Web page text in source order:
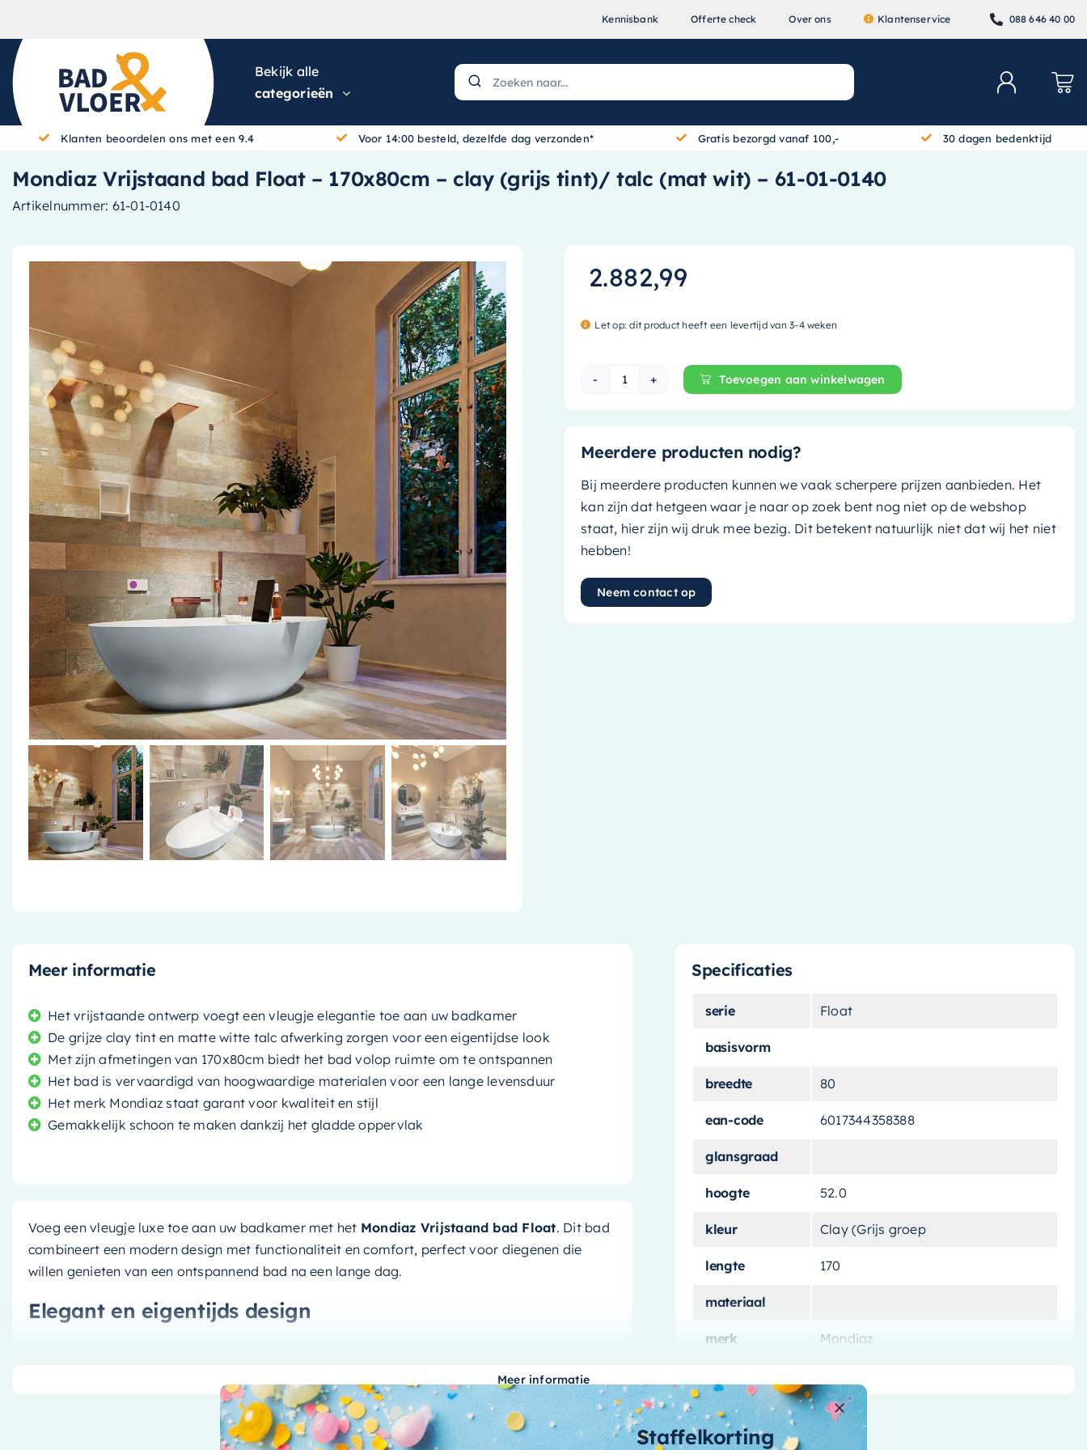
Kennisbank Offerte check Over ons Klantenservice 088 646 40 00
Bekijk alle
categorieën
Klanten beoordelen ons met een 9.4 Voor 14:00 besteld, dezelfde dag verzonden* Gratis bezorgd vanaf 100,- 30 dagen bedenktijd
Mondiaz Vrijstaand bad Float – 170x80cm – clay (grijs tint)/ talc (mat wit) – 61-01-0140
Artikelnummer: 61-01-0140
2.882,99
Let op: dit product heeft een levertijd van 3-4 weken
Mondiaz Vrijstaand bad Float - 170x80cm - clay (grijs tint)/ talc (mat wit)
Toevoegen aan winkelwagen
Meerdere producten nodig?
Bij meerdere producten kunnen we vaak scherpere prijzen aanbieden. Het
kan zijn dat hetgeen waar je naar op zoek bent nog niet op de webshop
staat, hier zijn wij druk mee bezig. Dit betekent natuurlijk niet dat wij het niet
hebben!
Neem contact op
Meer informatie
Het vrijstaande ontwerp voegt een vleugje elegantie toe aan uw badkamer
De grijze clay tint en matte witte talc afwerking zorgen voor een eigentijdse look
Met zijn afmetingen van 170x80cm biedt het bad volop ruimte om te ontspannen
Het bad is vervaardigd van hoogwaardige materialen voor een lange levensduur
Het merk Mondiaz staat garant voor kwaliteit en stijl
Gemakkelijk schoon te maken dankzij het gladde oppervlak
Voeg een vleugje luxe toe aan uw badkamer met het Mondiaz Vrijstaand bad Float. Dit bad
combineert een modern design met functionaliteit en comfort, perfect voor diegenen die
willen genieten van een ontspannend bad na een lange dag.
Elegant en eigentijds design
grijze clay tint en de matte witte talc afwerking zorgen voor een eigentijdse look. Het gladde
oppervlak draagt bij aan het strakke ontwerp en maakt het bad gemakkelijk schoon te
Specificaties
serie Float
basisvorm
breedte 80
ean-code 6017344358388
glansgraad
hoogte 52.0
kleur Clay (Grijs groep
lengte 170
materiaal
merk Mondiaz
aantal-liters 190 L
Meer informatie
Staffelkorting